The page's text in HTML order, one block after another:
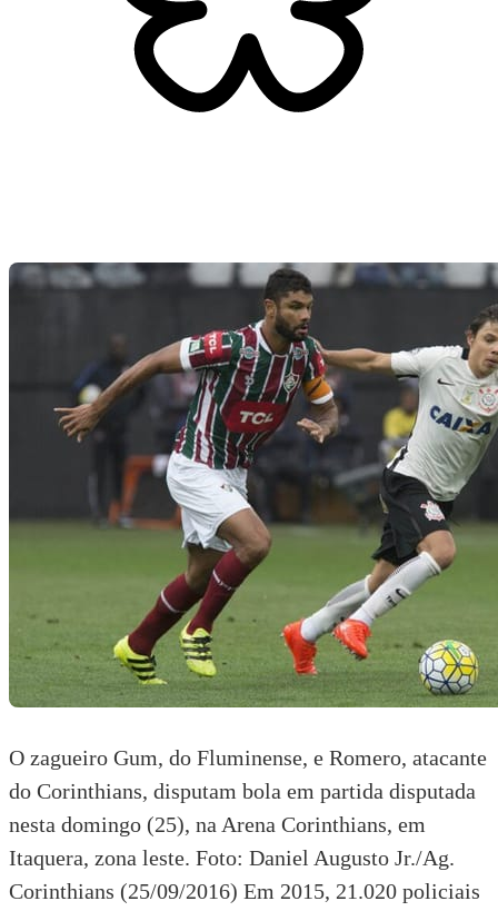
O zagueiro Gum, do Fluminense, e Romero, atacante
do Corinthians, disputam bola em partida disputada
nesta domingo (25), na Arena Corinthians, em
Itaquera, zona leste. Foto: Daniel Augusto Jr./Ag.
Corinthians (25/09/2016) Em 2015, 21.020 policiais